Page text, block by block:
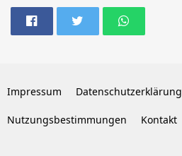
Impressum Datenschutzerklärung
Nutzungsbestimmungen Kontakt